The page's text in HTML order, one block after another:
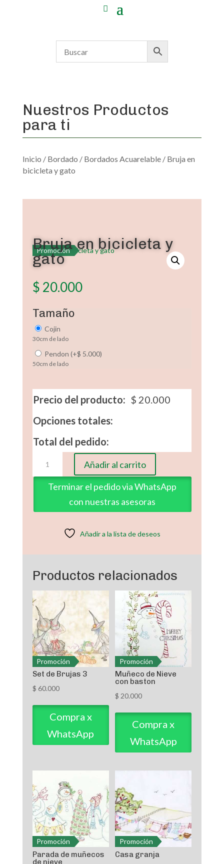
Nuestros Productos
para ti
Inicio / Bordado / Bordados Acuarelable/ Bruja en
bicicleta y gato
Promoción
Bruja en bicicleta y
gato
$ 20.000
Tamaño
Cojin
30cm de lado
Pendon (+$ 5.000)
50cm de lado
Precio del producto: $ 20.000
Opciones totales:
Total del pedido:
bicicleta
cantidad
Añadir al carrito
Terminar el pedido via WhatsApp
con nuestras asesoras
Añadir a la lista de deseos
Productos relacionados
Promoción
Set de Brujas 3
$ 60.000
Compra x
WhatsApp
Promoción
Muñeco de Nieve
con baston
$ 20.000
Compra x
WhatsApp
Promoción
Parada de muñecos
de nieve
Promoción
Casa granja